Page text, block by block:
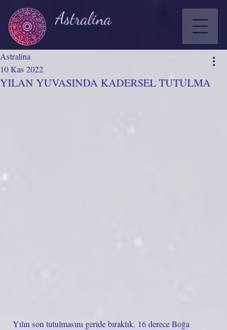
Astralina
YILAN YUVASINDA KADERSEL TUTULMA
Astralina
10 Kas 2022
Yılın son tutulmasını geride bıraktık. 16 derece Boğa